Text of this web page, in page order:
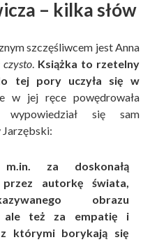
– kilka słów
szczęśliwcem jest Anna
. Książka to rzetelny
tej pory uczyła się w
w jej ręce powędrowała
się sam
Jarzębski:
za doskonałą
przez autorkę świata,
obrazu
ale też za empatię i
którymi borykają się